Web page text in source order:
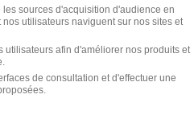
sources d'acquisition d'audience en
utilisateurs naviguent sur nos sites et
utilisateurs afin d'améliorer nos produits et
de consultation et d'effectuer une